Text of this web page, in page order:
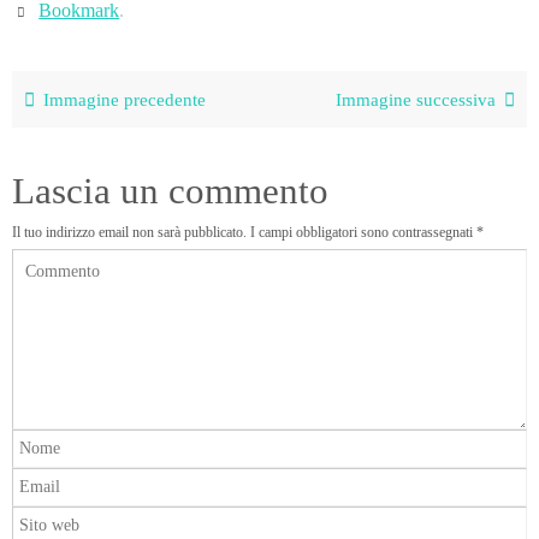
Bookmark.
Immagine precedente Immagine successiva
Lascia un commento
Il tuo indirizzo email non sarà pubblicato. I campi obbligatori sono contrassegnati *